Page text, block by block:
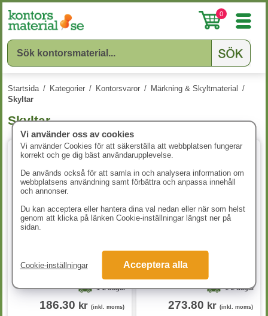
0
Startsida / Kategorier / Kontorsvaror / Märkning & Skyltmaterial /
Skyltar
Skyltar
3 varianter
149x52,5mm dörr/vägg
1-2 dagar
186.30 kr (inkl. moms)
1-2 dagar
273.80 kr (inkl. moms)
Vi använder oss av cookies
Vi använder Cookies för att säkerställa att webbplatsen fungerar
korrekt och ge dig bäst användarupplevelse.
De används också för att samla in och analysera information om
webbplatsens användning samt förbättra och anpassa innehåll
och annonser.
Du kan acceptera eller hantera dina val nedan eller när som helst
genom att klicka på länken Cookie-inställningar längst ner på
sidan.
Cookie-inställningar Acceptera alla